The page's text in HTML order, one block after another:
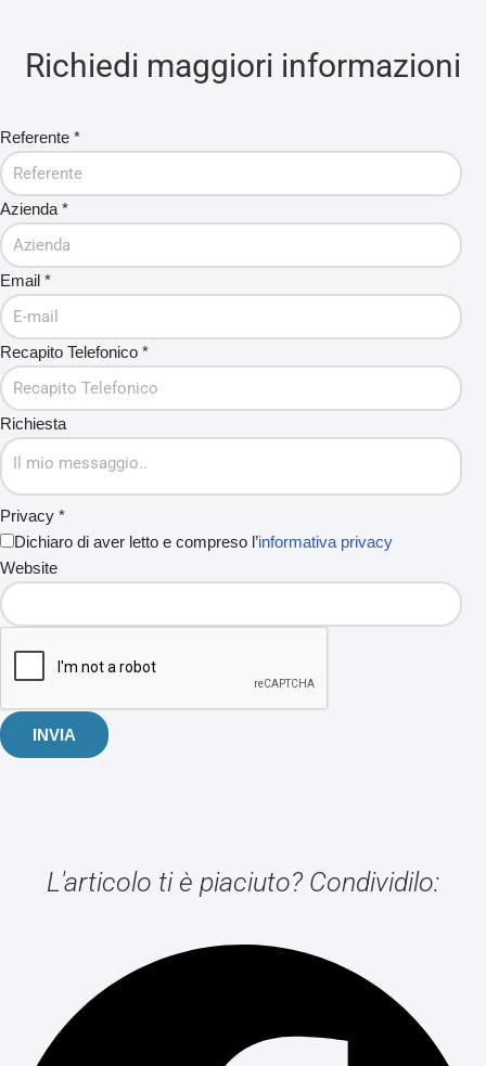
Richiedi maggiori informazioni
Referente *
Azienda *
Email *
Recapito Telefonico *
Richiesta
Privacy *
Dichiaro di aver letto e compreso l’informativa privacy
Website
INVIA
L'articolo ti è piaciuto? Condividilo: